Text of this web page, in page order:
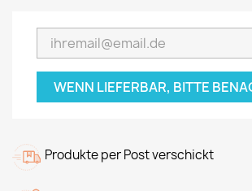
WENN LIEFERBAR, BITTE
Produkte per Post verschickt